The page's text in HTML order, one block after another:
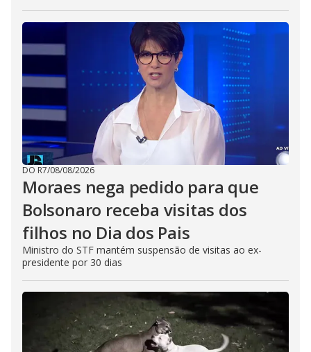
DO R7/08/08/2026
Moraes nega pedido para que
Bolsonaro receba visitas dos
filhos no Dia dos Pais
Ministro do STF mantém suspensão de visitas ao ex-
presidente por 30 dias